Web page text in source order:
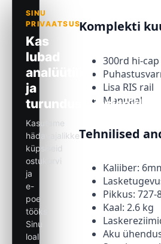
Komplekti
300rd hi-
Lisa RIS rail
Manuaal
Tehnilised
Kaliiber:
Pikkus: 727-
Kaal: 2.6 kg
Aku